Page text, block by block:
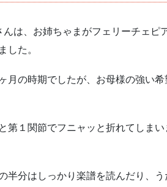
は、お姉ちゃまがフェリーチェピ
た。
月の時期でしたが、お母様の強い
第１関節でフニャッと折れてしま
半分はしっかり楽譜を読んだり、